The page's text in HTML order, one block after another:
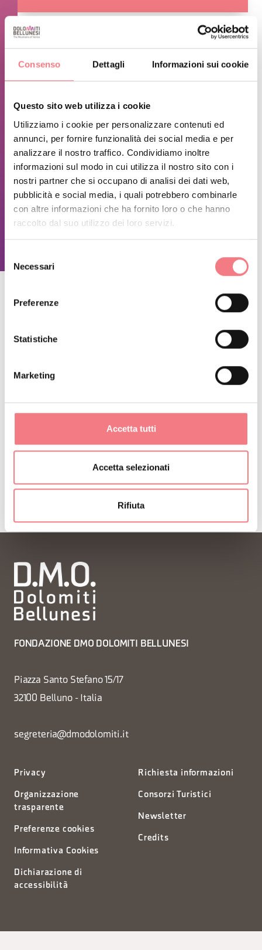
Consenso Dettagli Informazioni sui cookie
Questo sito web utilizza i cookie
Utilizziamo i cookie per personalizzare contenuti ed
annunci, per fornire funzionalità dei social media e per
analizzare il nostro traffico. Condividiamo inoltre
informazioni sul modo in cui utilizza il nostro sito con i
nostri partner che si occupano di analisi dei dati web,
pubblicità e social media, i quali potrebbero combinarle
con altre informazioni che ha fornito loro o che hanno
raccolto dal suo utilizzo dei loro servizi.
delNecessari
Preferenze
Statistiche
Marketing
Accetta tutti
Accetta selezionati
Rifiuta
Aperto periodo estivo da metà giugno a metà settembre tutti i
giorni dalle 10 alle 12 e dalle 15 alle 19.
Nel periodo di chiusura (da ottobre a maggio) il museo è
visitabile su prenotazione per gruppi di almeno 8 persone.
RICHIEDI INFORMAZIONI
15 giugno - 13 settembre 2026: tutti i giorni dalle
10:00 alle 12:00, dalle 15:00 alle 19:00
Iscriviti alla newsletter delle Dolomiti Bellunesi!
Riceverai notizie, informazioni, itinerari, idee e
ISCRIVITI ALLA NEWSLETTER
FONDAZIONE DMO DOLOMITI BELLUNESI
Piazza Santo Stefano 15/17
32100 Belluno - Italia
segreteria@dmodolomiti.it
Privacy
Organizzazione
trasparente
Preferenze cookies
Informativa Cookies
Dichiarazione di
accessibilità
Richiesta informazioni
Consorzi Turistici
Newsletter
Credits